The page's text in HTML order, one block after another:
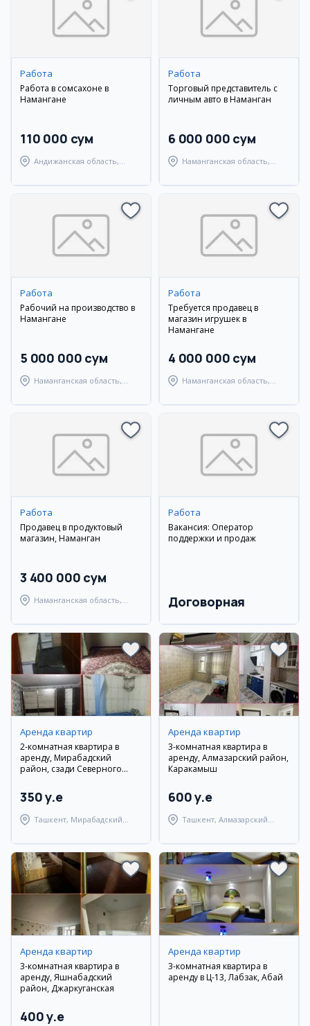
Работа
Работа в сомсахоне в
Намангане
110 000 сум
Андижанская область,
Работа
Торговый представитель с
личным авто в Наманган
6 000 000 сум
Наманганская область,
Работа
Рабочий на производство в
Намангане
5 000 000 сум
Наманганская область,
Работа
Требуется продавец в
магазин игрушек в
Намангане
4 000 000 сум
Наманганская область,
Работа
Продавец в продуктовый
магазин, Наманган
3 400 000 сум
Наманганская область,
Работа
Вакансия: Оператор
поддержки и продаж
Договорная
Аренда квартир
2-комнатная квартира в
аренду, Мирабадский
район, сзади Северного
350 y.e
Ташкент, Мирабадский
Аренда квартир
3-комнатная квартира в
аренду, Алмазарский район,
Каракамыш
600 y.e
Ташкент, Алмазарский
Аренда квартир
3-комнатная квартира в
аренду, Яшнабадский
район, Джаркуганская
400 y.e
Аренда квартир
3-комнатная квартира в
аренду в Ц-13, Лабзак, Абай